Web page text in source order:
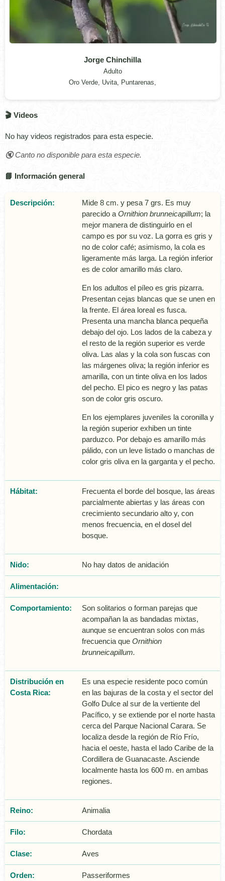
Jorge Chinchilla
Adulto
Oro Verde, Uvita, Puntarenas,
🎬 Videos
No hay videos registrados para esta especie.
🔇 Canto no disponible para esta especie.
📘 Información general
Descripción:
Mide 8 cm. y pesa 7 grs. Es muy
parecido a Ornithion brunneicapillum; la
mejor manera de distinguirlo en el
campo es por su voz. La gorra es gris y
no de color café; asimismo, la cola es
ligeramente más larga. La región inferior
es de color amarillo más claro.
En los adultos el pí­leo es gris pizarra.
Presentan cejas blancas que se unen en
la frente. El área loreal es fusca.
Presenta una mancha blanca pequeña
debajo del ojo. Los lados de la cabeza y
el resto de la región superior es verde
oliva. Las alas y la cola son fuscas con
las márgenes oliva; la región inferior es
amarilla, con un tinte oliva en los lados
del pecho. El pico es negro y las patas
son de color gris oscuro.
En los ejemplares juveniles la coronilla y
la región superior exhiben un tinte
parduzco. Por debajo es amarillo más
pálido, con un leve listado o manchas de
color gris oliva en la garganta y el pecho.
Hábitat:
Frecuenta el borde del bosque, las áreas
parcialmente abiertas y las áreas con
crecimiento secundario alto y, con
menos frecuencia, en el dosel del
bosque.
Nido: No hay datos de anidación
Alimentación:
Comportamiento:
Son solitarios o forman parejas que
acompañan la as bandadas mixtas,
aunque se encuentran solos con más
frecuencia que Ornithion
brunneicapillum.
Distribución en
Costa Rica:
Es una especie residente poco común
en las bajuras de la costa y el sector del
Golfo Dulce al sur de la vertiente del
Pacífico, y se extiende por el norte hasta
cerca del Parque Nacional Carara. Se
localiza desde la región de Río Frío,
hacia el oeste, hasta el lado Caribe de la
Cordillera de Guanacaste. Asciende
localmente hasta los 600 m. en ambas
regiones.
Reino: Animalia
Filo: Chordata
Clase: Aves
Orden: Passeriformes